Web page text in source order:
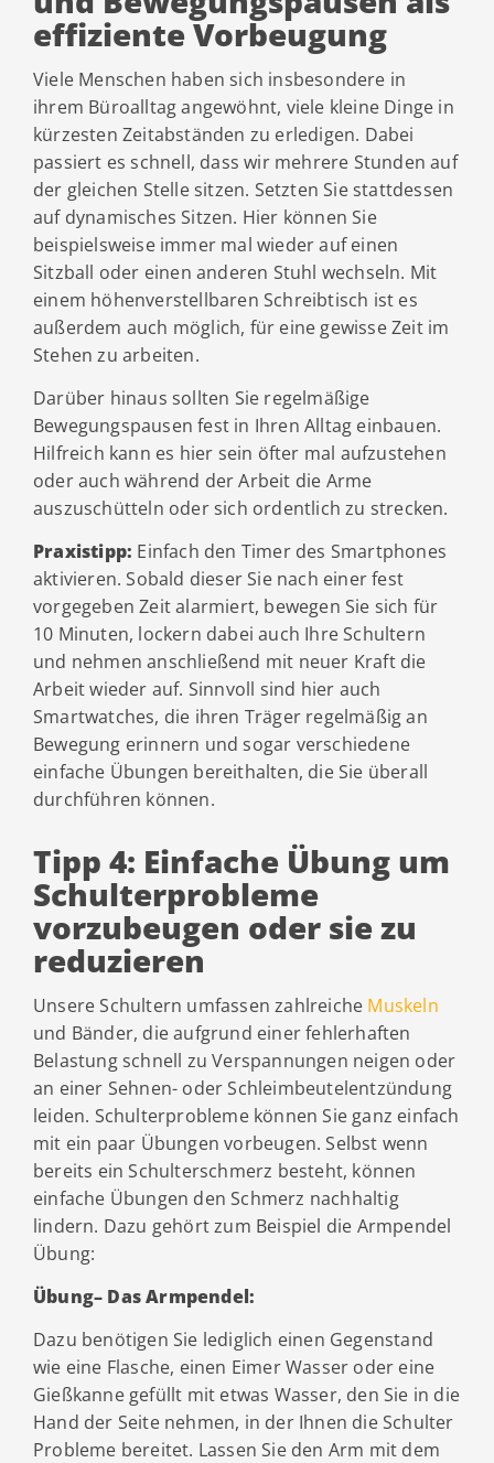
effiziente Vorbeugung
Viele Menschen haben sich insbesondere in
ihrem Büroalltag angewöhnt, viele kleine Dinge in
kürzesten Zeitabständen zu erledigen. Dabei
passiert es schnell, dass wir mehrere Stunden auf
der gleichen Stelle sitzen. Setzten Sie stattdessen
auf dynamisches Sitzen. Hier können Sie
beispielsweise immer mal wieder auf einen
Sitzball oder einen anderen Stuhl wechseln. Mit
einem höhenverstellbaren Schreibtisch ist es
außerdem auch möglich, für eine gewisse Zeit im
Stehen zu arbeiten.
Darüber hinaus sollten Sie regelmäßige
Bewegungspausen fest in Ihren Alltag einbauen.
Hilfreich kann es hier sein öfter mal aufzustehen
oder auch während der Arbeit die Arme
auszuschütteln oder sich ordentlich zu strecken.
Praxistipp: Einfach den Timer des Smartphones
aktivieren. Sobald dieser Sie nach einer fest
vorgegeben Zeit alarmiert, bewegen Sie sich für
10 Minuten, lockern dabei auch Ihre Schultern
und nehmen anschließend mit neuer Kraft die
Arbeit wieder auf. Sinnvoll sind hier auch
Smartwatches, die ihren Träger regelmäßig an
Bewegung erinnern und sogar verschiedene
einfache Übungen bereithalten, die Sie überall
durchführen können.
Tipp 4: Einfache Übung um
Schulterprobleme
vorzubeugen oder sie zu
reduzieren
Unsere Schultern umfassen zahlreiche Muskeln
und Bänder, die aufgrund einer fehlerhaften
Belastung schnell zu Verspannungen neigen oder
an einer Sehnen- oder Schleimbeutelentzündung
leiden. Schulterprobleme können Sie ganz einfach
mit ein paar Übungen vorbeugen. Selbst wenn
bereits ein Schulterschmerz besteht, können
einfache Übungen den Schmerz nachhaltig
lindern. Dazu gehört zum Beispiel die Armpendel
Übung:
Übung– Das Armpendel:
Dazu benötigen Sie lediglich einen Gegenstand
wie eine Flasche, einen Eimer Wasser oder eine
Gießkanne gefüllt mit etwas Wasser, den Sie in die
Hand der Seite nehmen, in der Ihnen die Schulter
Probleme bereitet. Lassen Sie den Arm mit dem